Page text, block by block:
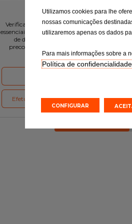
Revisão
Verificação rigorosa dos pontos
essenciais e a substituição de peças
de desgaste consoante as
preconizações do fabricante.
Efetuar uma marcação online
Utilizamos cookies para lhe
nossas comunicações
utilizaremos apenas os dados
Para mais informações sobre a
Política de confidencialidade
CONFIGURAR